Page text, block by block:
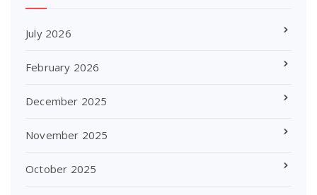
July 2026
February 2026
December 2025
November 2025
October 2025